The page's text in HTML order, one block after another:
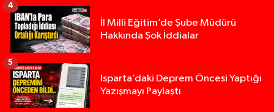
İl Milli Eğitim’de Şube Müdürü
Hakkında Şok İddialar
4
Isparta’daki Deprem Öncesi Yaptığı
Yazışmayı Paylaştı
5
13:00 |Yığılca'da kardeşler arasındaki silahlı kavgada
12:48 |Tur teknesi çalışanlarının birbirine girdiği kavga
02:26 |MOTOSİKLETLE ÇARPIŞAN OTOMOBİL GÜL